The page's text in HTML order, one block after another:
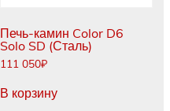
Печь-камин Color D6
Solo SD (Сталь)
111 050₽
В корзину